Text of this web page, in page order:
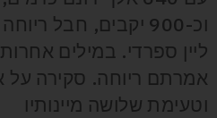
וכ-900 יקבים, חבל
ליין ספרדי. במילים
אמרתם ריוחה. סקירה על
וטעימת שלושה מיינותיו